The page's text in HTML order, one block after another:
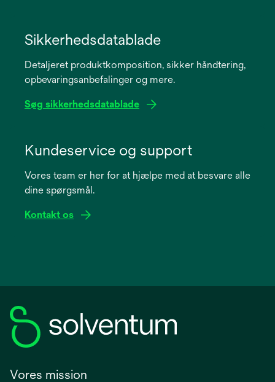
new
Sikkerhedsdatablade
Detaljeret produktkomposition, sikker håndtering,
opbevaringsanbefalinger og mere.
Søg sikkerhedsdatablade
new
Kundeservice og support
Vores team er her for at hjælpe med at besvare alle
dine spørgsmål.
Kontakt os
Vores mission